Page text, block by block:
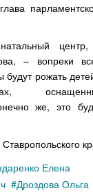
– вопреки
рожать
же, это
Елена
Дроздова Ольга